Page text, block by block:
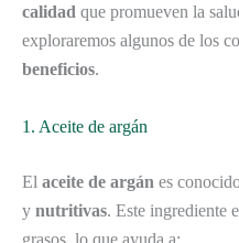
calidad que promueven la
exploraremos algunos de los
beneficios.
1. Aceite de argán
El aceite de argán es
y nutritivas. Este ingrediente
grasos, lo que ayuda a: